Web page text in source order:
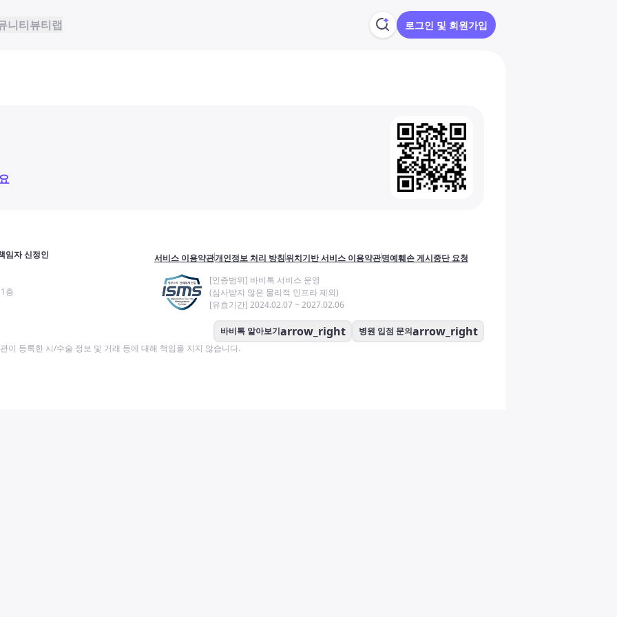
니티뷰티랩 로그인 및 회원가입
임자 신정인
층
서비스 이용약관개인정보 처리 방침위치기반 서비스 이용약관명예훼손 게시중단 요청
[인증범위] 바비톡 서비스 운영
(심사받지 않은 물리적 인프라 제외)
[유효기간] 2024.02.07 ~ 2027.02.06
바비톡 알아보기arrow_right 병원 입점 문의arrow_right
이 등록한 시/수술 정보 및 거래 등에 대해 책임을 지지 않습니다.